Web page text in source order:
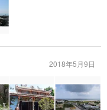
2018年5月9日